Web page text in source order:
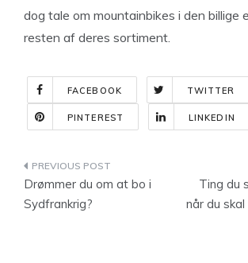
dog tale om mountainbikes i den billige
resten af deres sortiment.
FACEBOOK TWITTER
PINTEREST LINKEDIN
Indlægsnavigation
Drømmer du om at bo i
Sydfrankrig?
Ting du
når du